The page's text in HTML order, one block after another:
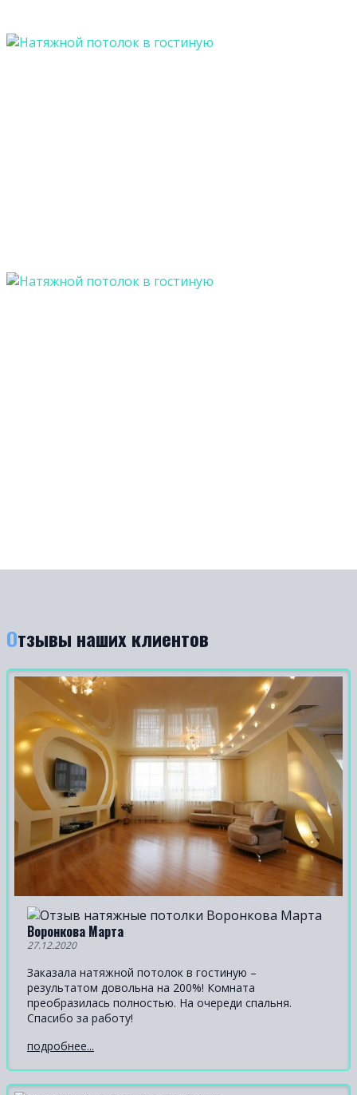
Отзывы наших клиентов
Воронкова Марта
27.12.2020
Заказала натяжной потолок в гостиную –
результатом довольна на 200%! Комната
преобразилась полностью. На очереди спальня.
Спасибо за работу!
подробнее...